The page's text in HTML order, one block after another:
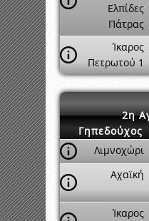
Ελπίδες
Πάτρας
Ίκαρος
Πετρωτού 1
2η
Γηπεδούχος
Λιμνοχώρι
Αχαϊκή
Ίκαρος